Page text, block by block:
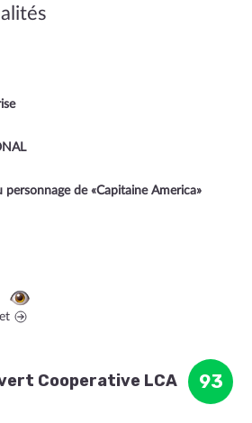
de «Capitaine America»
Cooperative LCA 93